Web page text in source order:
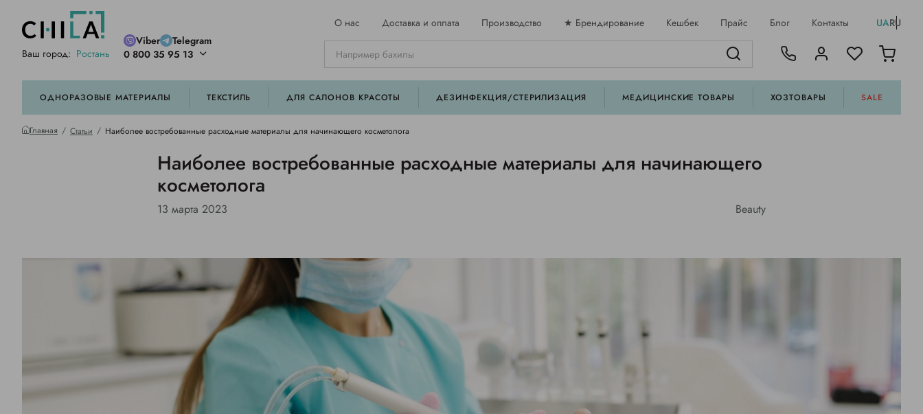
Ваш город: Ростань
Viber
Telegram
0 800 35 95 13
О нас Доставка и оплата Производство ★ Брендирование Кешбек Прайс Блог Контакты UARU
ОДНОРАЗОВЫЕ МАТЕРИАЛЫ ТЕКСТИЛЬ ДЛЯ САЛОНОВ КРАСОТЫ ДЕЗИНФЕКЦИЯ/СТЕРИЛИЗАЦИЯ МЕДИЦИНСКИЕ ТОВАРЫ ХОЗТОВАРЫ SALE
Главная Статьи Наиболее востребованные расходные материалы для начинающего косметолога
Наиболее востребованные расходные материалы для начинающего
косметолога
13 марта 2023 Beauty